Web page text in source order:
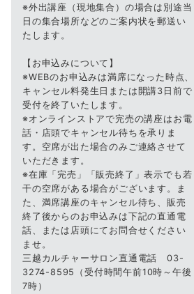
※外出講座（現地集合）の場合は別途当
日の集合場所などのご案内状を郵送い
たします。
【お申込みについて】
※WEBのお申込みは満席になった時点、
キャンセル料発生日または開講3日前で
受付を終了いたします。
※オンラインストアで完売の講座はお電
話・店頭でキャンセル待ちを承りま
す。空席が出た場合のみご連絡させて
いただきます。
※在庫「完売」「販売終了」表示でも若
干の空席がある場合がございます。ま
た、満席講座のキャンセル待ち、販売
終了後からのお申込みは下記の直通電
話、または店頭にてお問合せください
ませ。
三越カルチャーサロン直通電話 03-
3274-8595（受付時間午前10時～午後
7時）